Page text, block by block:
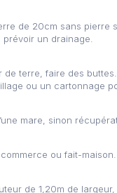
de 20cm sans pierre
un drainage.
terre, faire des buttes.
ou un cartonnage
mare, sinon
ou fait-maison.
de 1,20m de largeur,